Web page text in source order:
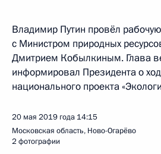
Владимир Путин провёл
с Министром природных
Дмитрием Кобылкиным. Глава
информировал Президента о
национального проекта
20 мая 2019 года 14:15
Московская область, Ново-Огарёво
2 фотографии